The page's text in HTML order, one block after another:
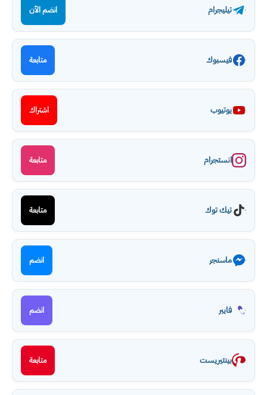
تيليجرام انضم الآن
فيسبوك متابعة
يوتيوب اشتراك
انستجرام متابعة
تيك توك متابعة
ماسنجر انضم
فايبر انضم
بينتيريست متابعة